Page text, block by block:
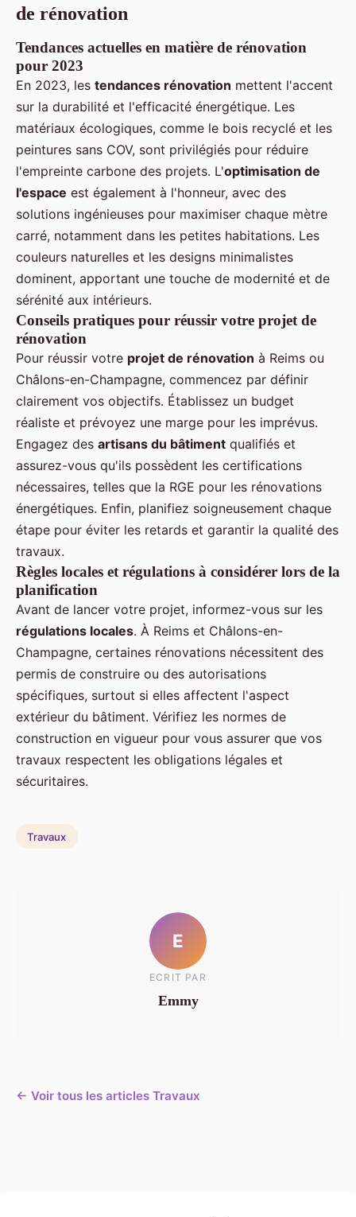
de rénovation
Tendances actuelles en matière de rénovation
pour 2023
En 2023, les tendances rénovation mettent l'accent
sur la durabilité et l'efficacité énergétique. Les
matériaux écologiques, comme le bois recyclé et les
peintures sans COV, sont privilégiés pour réduire
l'empreinte carbone des projets. L'optimisation de
l'espace est également à l'honneur, avec des
solutions ingénieuses pour maximiser chaque mètre
carré, notamment dans les petites habitations. Les
couleurs naturelles et les designs minimalistes
dominent, apportant une touche de modernité et de
sérénité aux intérieurs.
Conseils pratiques pour réussir votre projet de
rénovation
Pour réussir votre projet de rénovation à Reims ou
Châlons-en-Champagne, commencez par définir
clairement vos objectifs. Établissez un budget
réaliste et prévoyez une marge pour les imprévus.
Engagez des artisans du bâtiment qualifiés et
assurez-vous qu'ils possèdent les certifications
nécessaires, telles que la RGE pour les rénovations
énergétiques. Enfin, planifiez soigneusement chaque
étape pour éviter les retards et garantir la qualité des
travaux.
Règles locales et régulations à considérer lors de la
planification
Avant de lancer votre projet, informez-vous sur les
régulations locales. À Reims et Châlons-en-
Champagne, certaines rénovations nécessitent des
permis de construire ou des autorisations
spécifiques, surtout si elles affectent l'aspect
extérieur du bâtiment. Vérifiez les normes de
construction en vigueur pour vous assurer que vos
travaux respectent les obligations légales et
sécuritaires.
Travaux
E
ECRIT PAR
Emmy
← Voir tous les articles Travaux